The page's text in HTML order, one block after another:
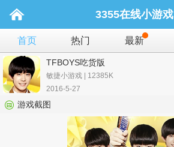
3355在线小游戏
首页 热门 最新
TFBOYS吃货版
敏捷小游戏 | 12385K
2016-5-27
游戏截图